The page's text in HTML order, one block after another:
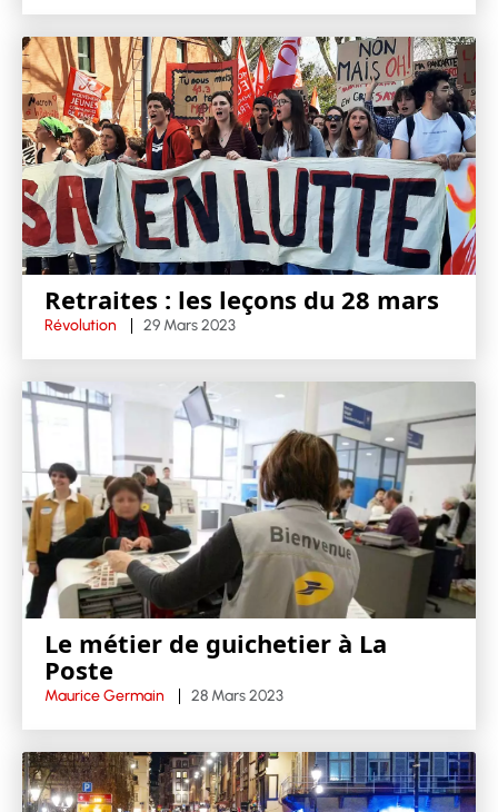
Retraites : les leçons du 28 mars
Révolution 29 Mars 2023
Le métier de guichetier à La
Poste
Maurice Germain 28 Mars 2023